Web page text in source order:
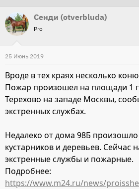
о
р
т
е
а
а
Сенди (otverbluda)
Pro
25 Июнь 2019
Вроде в тех краях несколько
Пожар произошел на площади 1
Терехово на западе Москвы,
экстренных службах.
Недалеко от дома 98Б произошло
кустарников и деревьев. Сейчас
экстренные службы и пожарные.
Подробнее:
https://www.m24.ru/news/